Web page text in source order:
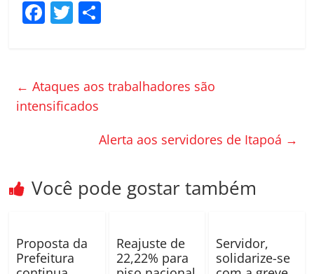
F
e
b
T
er p
h
← Ataques aos trabalhadores são
intensificados
Alerta aos servidores de Itapoá →
Você pode gostar também
Proposta da
Prefeitura
Reajuste de
22,22% para
Servidor,
solidarize-se